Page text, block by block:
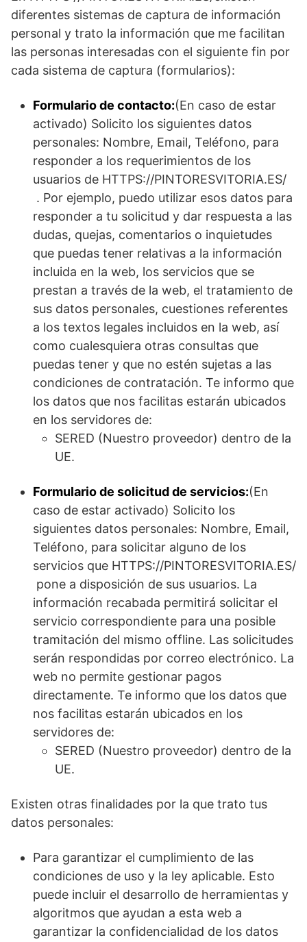
diferentes sistemas de captura de información
personal y trato la información que me facilitan
las personas interesadas con el siguiente fin por
cada sistema de captura (formularios):
Formulario de contacto:(En caso de estar
activado) Solicito los siguientes datos
personales: Nombre, Email, Teléfono, para
responder a los requerimientos de los
usuarios de HTTPS://PINTORESVITORIA.ES/
. Por ejemplo, puedo utilizar esos datos para
responder a tu solicitud y dar respuesta a las
dudas, quejas, comentarios o inquietudes
que puedas tener relativas a la información
incluida en la web, los servicios que se
prestan a través de la web, el tratamiento de
sus datos personales, cuestiones referentes
a los textos legales incluidos en la web, así
como cualesquiera otras consultas que
puedas tener y que no estén sujetas a las
condiciones de contratación. Te informo que
los datos que nos facilitas estarán ubicados
en los servidores de:
SERED (Nuestro proveedor) dentro de la
UE.
Formulario de solicitud de servicios:(En
caso de estar activado) Solicito los
siguientes datos personales: Nombre, Email,
Teléfono, para solicitar alguno de los
servicios que HTTPS://PINTORESVITORIA.ES/
pone a disposición de sus usuarios. La
información recabada permitirá solicitar el
servicio correspondiente para una posible
tramitación del mismo offline. Las solicitudes
serán respondidas por correo electrónico. La
web no permite gestionar pagos
directamente. Te informo que los datos que
nos facilitas estarán ubicados en los
servidores de:
SERED (Nuestro proveedor) dentro de la
UE.
Existen otras finalidades por la que trato tus
datos personales:
Para garantizar el cumplimiento de las
condiciones de uso y la ley aplicable. Esto
puede incluir el desarrollo de herramientas y
algoritmos que ayudan a esta web a
garantizar la confidencialidad de los datos